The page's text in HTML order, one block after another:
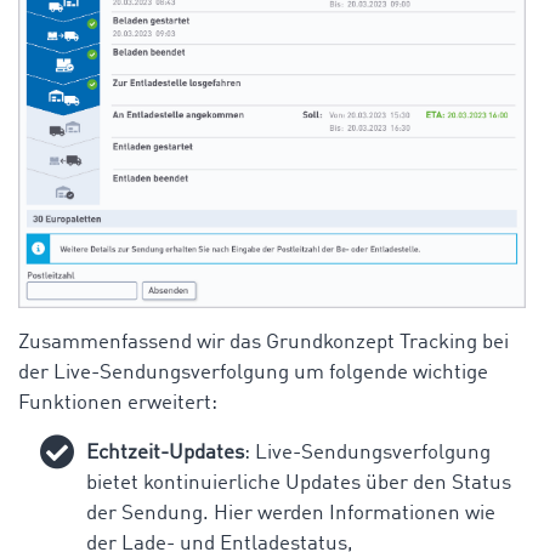
Zusammenfassend wir das Grundkonzept Tracking bei
der Live-Sendungsverfolgung um folgende wichtige
Funktionen erweitert:
Echtzeit-Updates: Live-Sendungsverfolgung
bietet kontinuierliche Updates über den Status
der Sendung. Hier werden Informationen wie
der Lade- und Entladestatus,